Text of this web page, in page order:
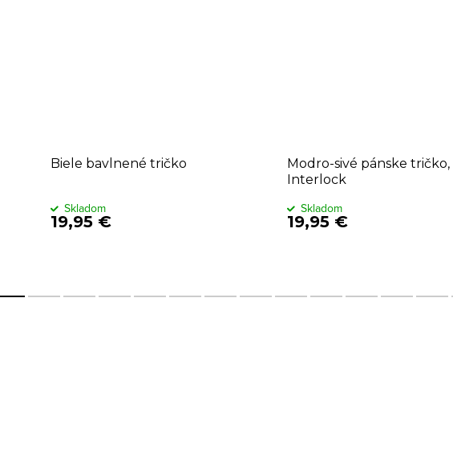
Biele bavlnené tričko
19,95 €
Skladom
Modro-sivé pánske tričko,
Interlock
19,95 €
Skladom